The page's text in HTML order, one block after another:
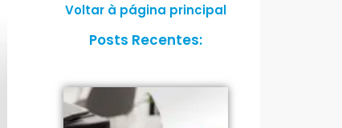
Voltar à página principal
Posts Recentes: